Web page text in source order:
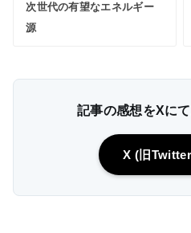
次世代の有望なエネルギー
源
記事の感想をXに
X (旧